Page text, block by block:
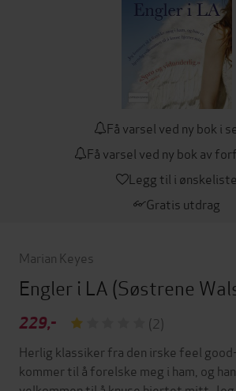
Få varsel ved ny bok i
Få varsel ved ny bok av
Legg til i ønskeliste
Gratis utdrag
Marian Keyes
Engler i LA (Søstrene
229,-
(2)
Herlig klassiker fra den irske feel
kommer til å forelske meg i ham, og